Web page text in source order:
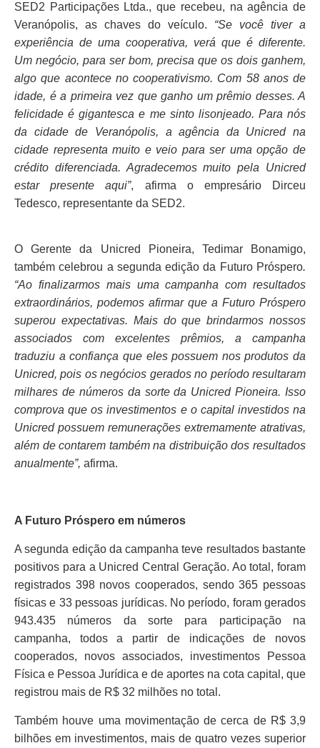
SED2 Participações Ltda., que recebeu, na agência de
Veranópolis, as chaves do veículo. “Se você tiver a
experiência de uma cooperativa, verá que é diferente.
Um negócio, para ser bom, precisa que os dois ganhem,
algo que acontece no cooperativismo. Com 58 anos de
idade, é a primeira vez que ganho um prêmio desses. A
felicidade é gigantesca e me sinto lisonjeado. Para nós
da cidade de Veranópolis, a agência da Unicred na
cidade representa muito e veio para ser uma opção de
crédito diferenciada. Agradecemos muito pela Unicred
estar presente aqui”, afirma o empresário Dirceu
Tedesco, representante da SED2.
O Gerente da Unicred Pioneira, Tedimar Bonamigo,
também celebrou a segunda edição da Futuro Próspero.
“Ao finalizarmos mais uma campanha com resultados
extraordinários, podemos afirmar que a Futuro Próspero
superou expectativas. Mais do que brindarmos nossos
associados com excelentes prêmios, a campanha
traduziu a confiança que eles possuem nos produtos da
Unicred, pois os negócios gerados no período resultaram
milhares de números da sorte da Unicred Pioneira. Isso
comprova que os investimentos e o capital investidos na
Unicred possuem remunerações extremamente atrativas,
além de contarem também na distribuição dos resultados
anualmente”, afirma.
A Futuro Próspero em números
A segunda edição da campanha teve resultados bastante
positivos para a Unicred Central Geração. Ao total, foram
registrados 398 novos cooperados, sendo 365 pessoas
físicas e 33 pessoas jurídicas. No período, foram gerados
943.435 números da sorte para participação na
campanha, todos a partir de indicações de novos
cooperados, novos associados, investimentos Pessoa
Física e Pessoa Jurídica e de aportes na cota capital, que
registrou mais de R$ 32 milhões no total.
Também houve uma movimentação de cerca de R$ 3,9
bilhões em investimentos, mais de quatro vezes superior